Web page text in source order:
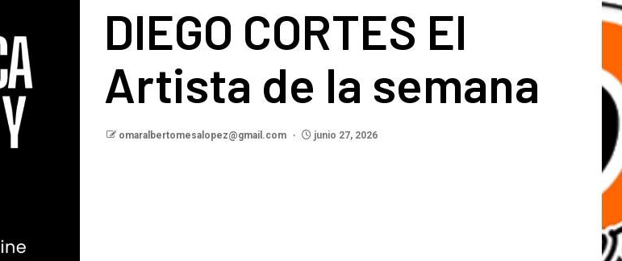
DIEGO CORTES El
Artista de la semana
omaralbertomesalopez@gmail.com junio 27, 2026